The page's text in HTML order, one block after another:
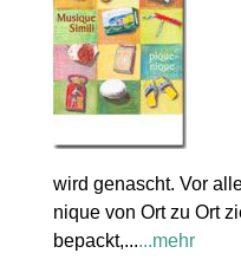
wird genascht. Vor
nique von Ort zu Ort
bepackt,......mehr